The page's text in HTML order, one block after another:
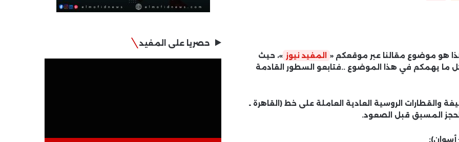
هو موضوع مقالنا عبر موقعكم « المفيد نيوز »، حيث
ما يهمكم في هذا الموضوع ..فتابعو السطور القادمة
والقطارات الروسية العادية العاملة على خط (القاهرة ـ
المسبق قبل الصعود.
أسوان):
حصريا على المفيد